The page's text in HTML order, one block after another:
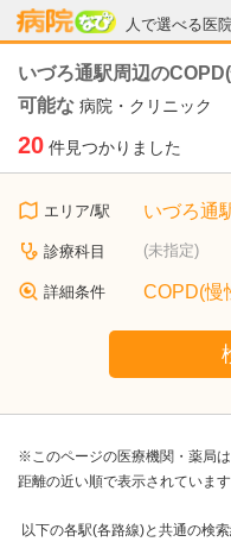
人で選べる医
病院なび
いづろ通駅周辺の
可能な 病院・クリニック
20 件見つかりました
エリア/駅 いづろ通
診療科目 (未指定)
詳細条件 COPD(慢
※このページの医療機関・薬局は
距離の近い順で表示されています
以下の各駅(各路線)と共通の検